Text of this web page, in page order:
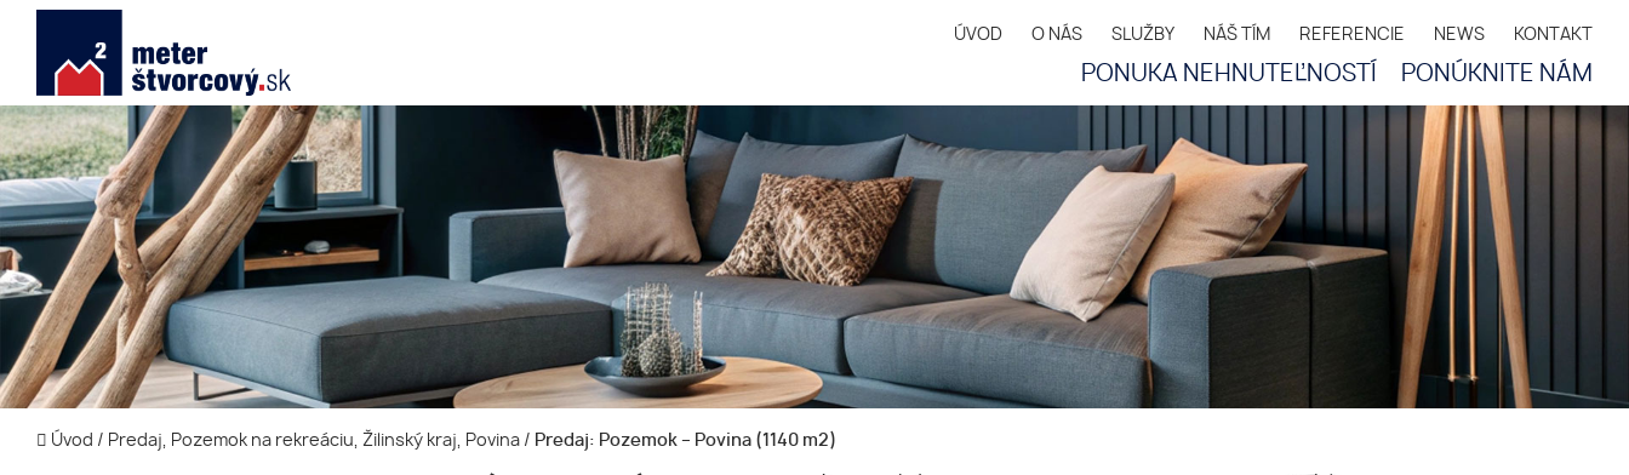
ÚVOD O NÁS SLUŽBY NÁŠ TÍM REFERENCIE NEWS KONTAKT
PONUKA NEHNUTEĽNOSTÍ PONÚKNITE NÁM
Úvod / Predaj, Pozemok na rekreáciu, Žilinský kraj, Povina / Predaj: Pozemok – Povina (1140 m2)